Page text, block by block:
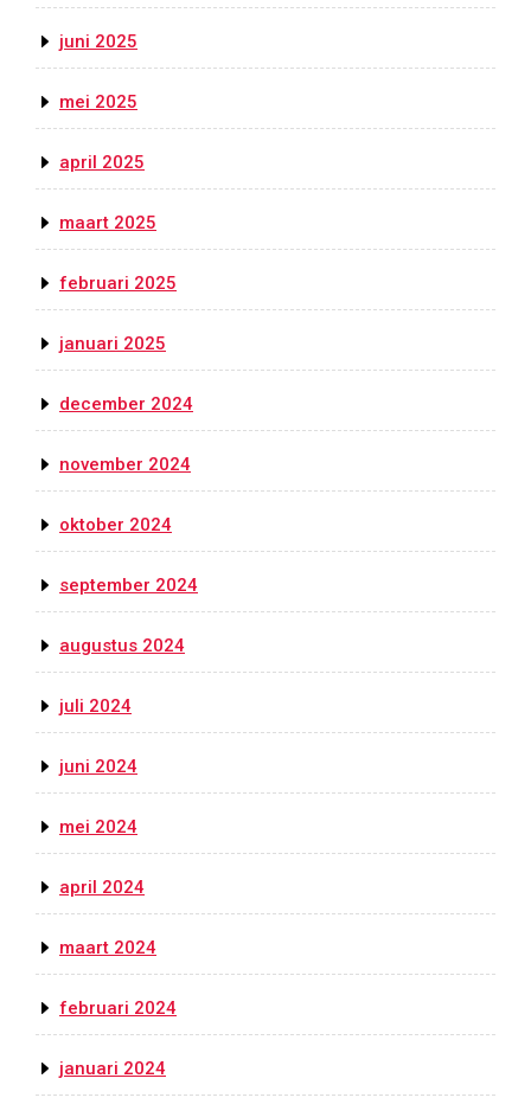
juni 2025
mei 2025
april 2025
maart 2025
februari 2025
januari 2025
december 2024
november 2024
oktober 2024
september 2024
augustus 2024
juli 2024
juni 2024
mei 2024
april 2024
maart 2024
februari 2024
januari 2024